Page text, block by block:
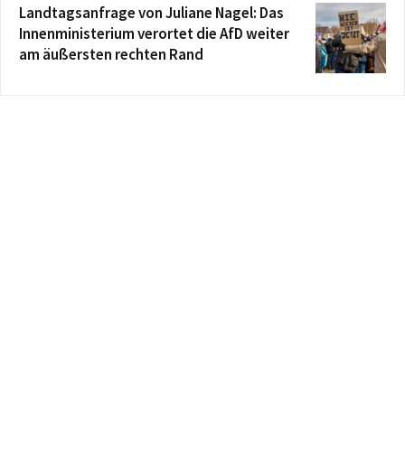
Landtagsanfrage von Juliane Nagel: Das
Innenministerium verortet die AfD weiter
am äußersten rechten Rand